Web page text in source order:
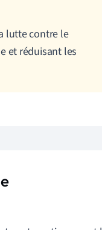
lutte contre le
et réduisant les